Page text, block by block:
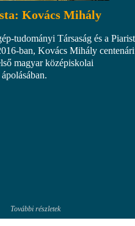
Kovács Mihály
tudományi Társaság és a
ban, Kovács Mihály
magyar középiskolai
További részletek